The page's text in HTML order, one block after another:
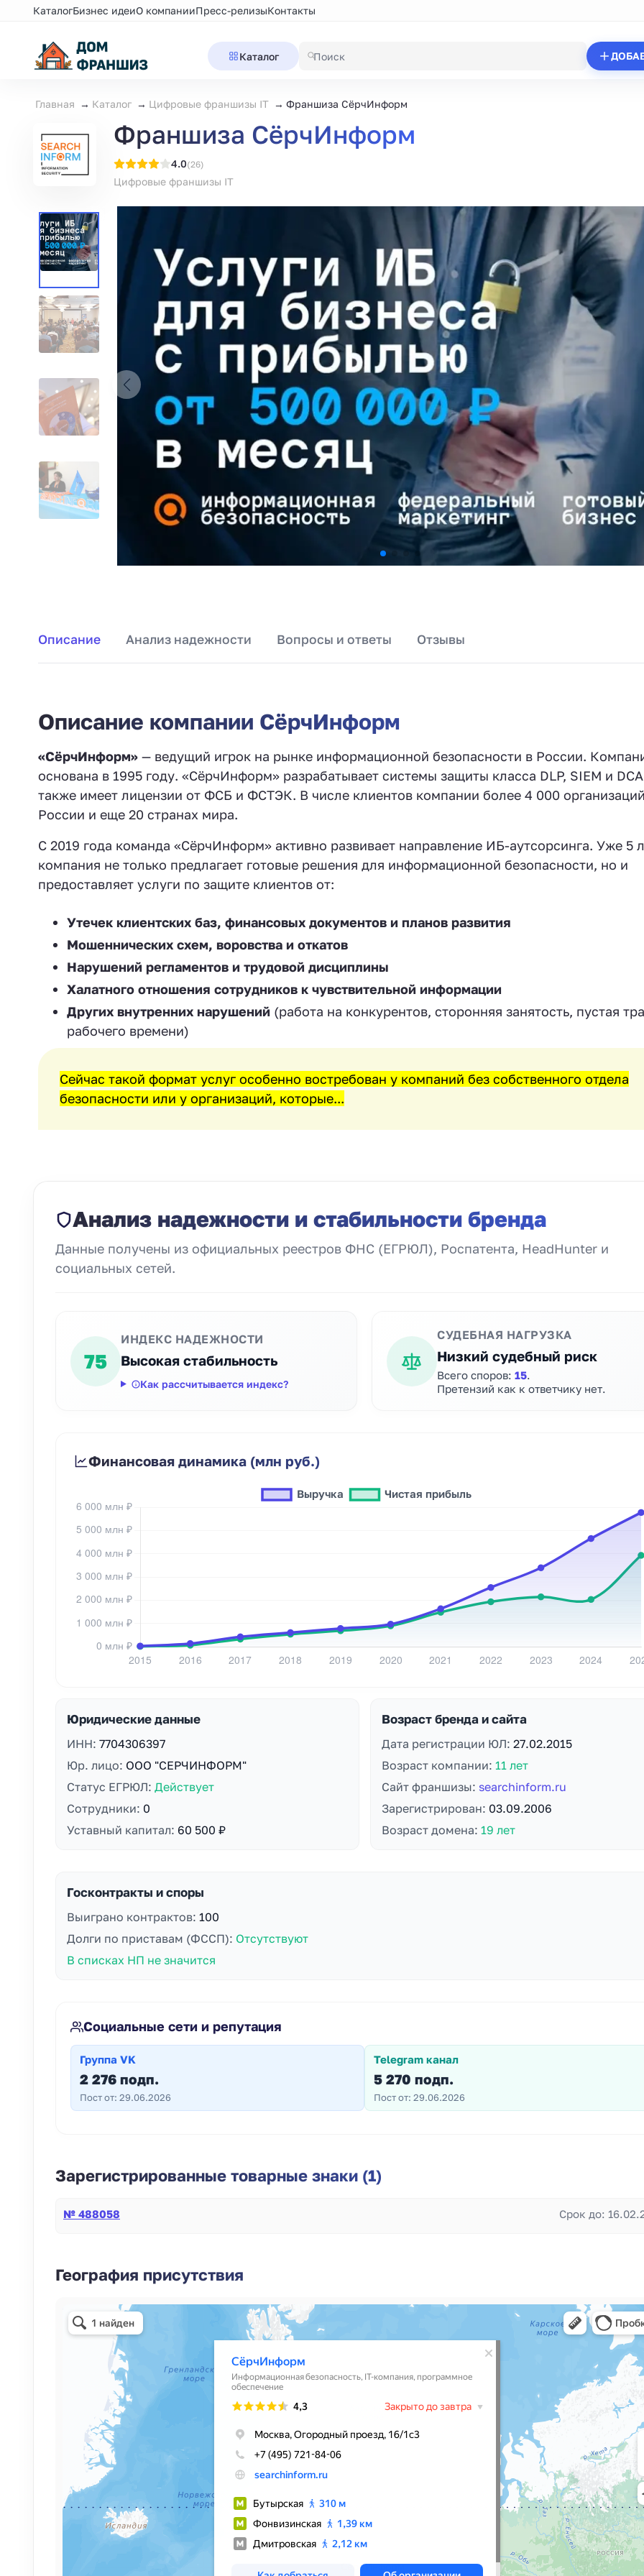
КаталогБизнес идеиО компанииПресс-релизыКонтакты
Каталог
Главная Каталог Цифровые франшизы IT Франшиза СёрчИнформ
Франшиза СёрчИнформ
4.0(26)
Цифровые франшизы IT
Описание Анализ надежности Вопросы и ответы Отзывы
Описание компании СёрчИнформ
«СёрчИнформ» — ведущий игрок на рынке информационной безопасности в России.
основана в 1995 году. «СёрчИнформ» разрабатывает системы защиты класса DLP, SIEM и
также имеет лицензии от ФСБ и ФСТЭК. В числе клиентов компании более 4 000
России и еще 20 странах мира.
С 2019 года команда «СёрчИнформ» активно развивает направление ИБ-аутсорсинга. Уже 5
компания не только предлагает готовые решения для информационной безопасности, но и
предоставляет услуги по защите клиентов от:
Утечек клиентских баз, финансовых документов и планов развития
Мошеннических схем, воровства и откатов
Нарушений регламентов и трудовой дисциплины
Халатного отношения сотрудников к чувствительной информации
Других внутренних нарушений (работа на конкурентов, сторонняя занятость, пустая
рабочего времени)
Сейчас такой формат услуг особенно востребован у компаний без собственного отдела
безопасности или у организаций, которые...
Анализ надежности и стабильности бренда
Данные получены из официальных реестров ФНС (ЕГРЮЛ), Роспатента, HeadHunter и
социальных сетей.
75
ИНДЕКС НАДЕЖНОСТИ
Высокая стабильность
Как рассчитывается индекс?
СУДЕБНАЯ НАГРУЗКА
Низкий судебный риск
Всего споров: 15.
Претензий как к ответчику нет.
Финансовая динамика (млн руб.)
Юридические данные
ИНН: 7704306397
Юр. лицо: ООО "СЕРЧИНФОРМ"
Статус ЕГРЮЛ: Действует
Сотрудники: 0
Уставный капитал: 60 500 ₽
Возраст бренда и сайта
Дата регистрации ЮЛ: 27.02.2015
Возраст компании: 11 лет
Сайт франшизы: searchinform.ru
Зарегистрирован: 03.09.2006
Возраст домена: 19 лет
Госконтракты и споры
Выиграно контрактов: 100
Долги по приставам (ФССП): Отсутствуют
В списках НП не значится
Социальные сети и репутация
Группа VK
2 276 подп.
Пост от: 29.06.2026
Telegram канал
5 270 подп.
Пост от: 29.06.2026
Зарегистрированные товарные знаки (1)
№ 488058 Срок до:
География присутствия